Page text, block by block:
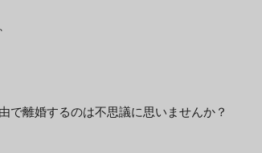
で離婚するのは不思議に思いませんか？